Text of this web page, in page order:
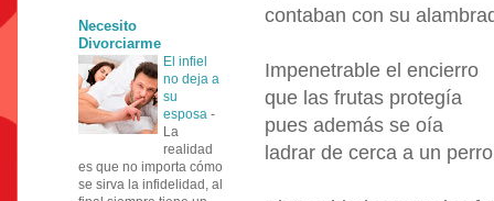
contaban con su
Impenetrable el encierro
que las frutas protegía
pues además se oía
ladrar de cerca a un
Necesito
Divorciarme
El infiel
no deja a
su
esposa -
La
realidad
es que no importa cómo
se sirva la infidelidad, al